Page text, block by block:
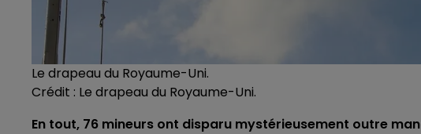
Le drapeau du Royaume-Uni.
Crédit : Le drapeau du Royaume-Uni.
En tout, 76 mineurs ont disparu mystérieusement outre